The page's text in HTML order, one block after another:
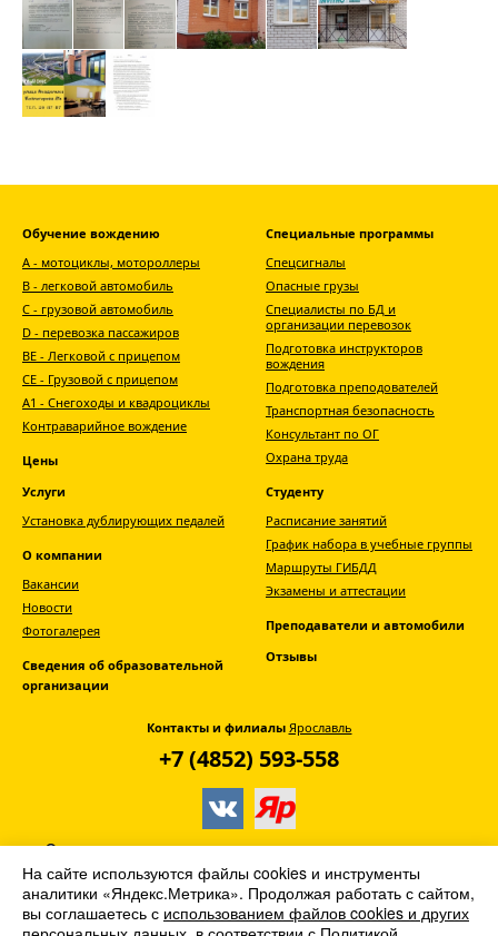
Обучение вождению
А - мотоциклы, мотороллеры
В - легковой автомобиль
С - грузовой автомобиль
D - перевозка пассажиров
ВЕ - Легковой с прицепом
СЕ - Грузовой с прицепом
A1 - Снегоходы и квадроциклы
Контраварийное вождение
Цены
Услуги
Установка дублирующих педалей
О компании
Вакансии
Новости
Фотогалерея
Сведения об образовательной
организации
Специальные программы
Спецсигналы
Опасные грузы
Специалисты по БД и
организации перевозок
Подготовка инструкторов
вождения
Подготовка преподователей
Транспортная безопасность
Консультант по ОГ
Охрана труда
Студенту
Расписание занятий
График набора в учебные группы
Маршруты ГИБДД
Экзамены и аттестации
Преподаватели и автомобили
Отзывы
Контакты и филиалы Ярославль
+7 (4852) 593-558
© АНО ДПО «Главная дорога» -
Ярославля
2013–2026. Все права защищены
На сайте используются файлы cookies и инструменты
аналитики «Яндекс.Метрика». Продолжая работать с сайтом,
вы соглашаетесь с использованием файлов cookies и других